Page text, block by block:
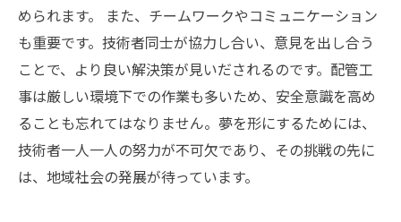
められます。 また、チームワークやコミュニケーション
も重要です。技術者同士が協力し合い、意見を出し合う
ことで、より良い解決策が見いだされるのです。配管工
事は厳しい環境下での作業も多いため、安全意識を高め
ることも忘れてはなりません。夢を形にするためには、
技術者一人一人の努力が不可欠であり、その挑戦の先に
は、地域社会の発展が待っています。